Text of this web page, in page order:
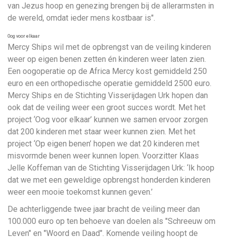
van Jezus hoop en genezing brengen bij de allerarmsten in
de wereld, omdat ieder mens kostbaar is".
Oog voor elkaar
Mercy Ships wil met de opbrengst van de veiling kinderen
weer op eigen benen zetten én kinderen weer laten zien.
Een oogoperatie op de Africa Mercy kost gemiddeld 250
euro en een orthopedische operatie gemiddeld 2500 euro.
Mercy Ships en de Stichting Visserijdagen Urk hopen dan
ook dat de veiling weer een groot succes wordt. Met het
project ‘Oog voor elkaar’ kunnen we samen ervoor zorgen
dat 200 kinderen met staar weer kunnen zien. Met het
project ‘Op eigen benen’ hopen we dat 20 kinderen met
misvormde benen weer kunnen lopen. Voorzitter Klaas
Jelle Koffeman van de Stichting Visserijdagen Urk: ‘Ik hoop
dat we met een geweldige opbrengst honderden kinderen
weer een mooie toekomst kunnen geven.’
De achterliggende twee jaar bracht de veiling meer dan
100.000 euro op ten behoeve van doelen als "Schreeuw om
Leven" en "Woord en Daad". Komende veiling hoopt de